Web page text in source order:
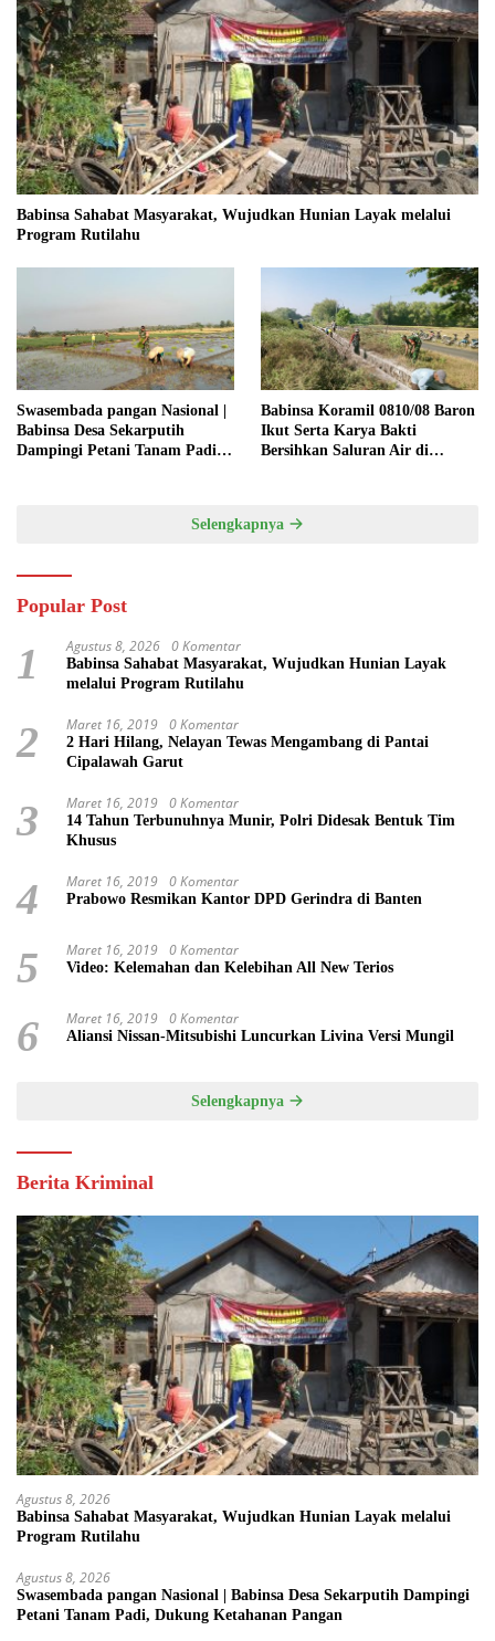
Babinsa Sahabat Masyarakat, Wujudkan Hunian Layak melalui
Program Rutilahu
Swasembada pangan Nasional |
Babinsa Desa Sekarputih
Dampingi Petani Tanam Padi,
Babinsa Koramil 0810/08 Baron
Ikut Serta Karya Bakti
Bersihkan Saluran Air di
Selengkapnya
Popular Post
1 Agustus 8, 2026 0 Komentar
Babinsa Sahabat Masyarakat, Wujudkan Hunian Layak
melalui Program Rutilahu
2 Maret 16, 2019 0 Komentar
2 Hari Hilang, Nelayan Tewas Mengambang di Pantai
Cipalawah Garut
3 Maret 16, 2019 0 Komentar
14 Tahun Terbunuhnya Munir, Polri Didesak Bentuk Tim
Khusus
4 Maret 16, 2019 0 Komentar
Prabowo Resmikan Kantor DPD Gerindra di Banten
5 Maret 16, 2019 0 Komentar
Video: Kelemahan dan Kelebihan All New Terios
6 Maret 16, 2019 0 Komentar
Aliansi Nissan-Mitsubishi Luncurkan Livina Versi Mungil
Selengkapnya
Berita Kriminal
Agustus 8, 2026
Babinsa Sahabat Masyarakat, Wujudkan Hunian Layak melalui
Program Rutilahu
Agustus 8, 2026
Swasembada pangan Nasional | Babinsa Desa Sekarputih Dampingi
Petani Tanam Padi, Dukung Ketahanan Pangan